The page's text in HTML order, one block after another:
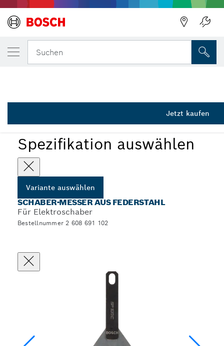
Suchen
Spezifikation auswählen
Variante auswählen
SCHABER-MESSER AUS FEDERSTAHL
Für Elektroschaber
Bestellnummer 2 608 691 102
DEINE AUSGEWÄHLTE VARIANTE
Spachtel SP 100 C
2 608 691 102
Jetzt kaufen